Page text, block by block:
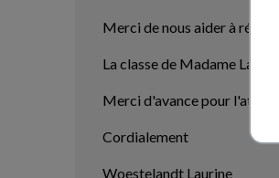
Merci de nous aider à
La classe de Madame
Merci d'avance pour
Cordialement
Woestelandt Laurine